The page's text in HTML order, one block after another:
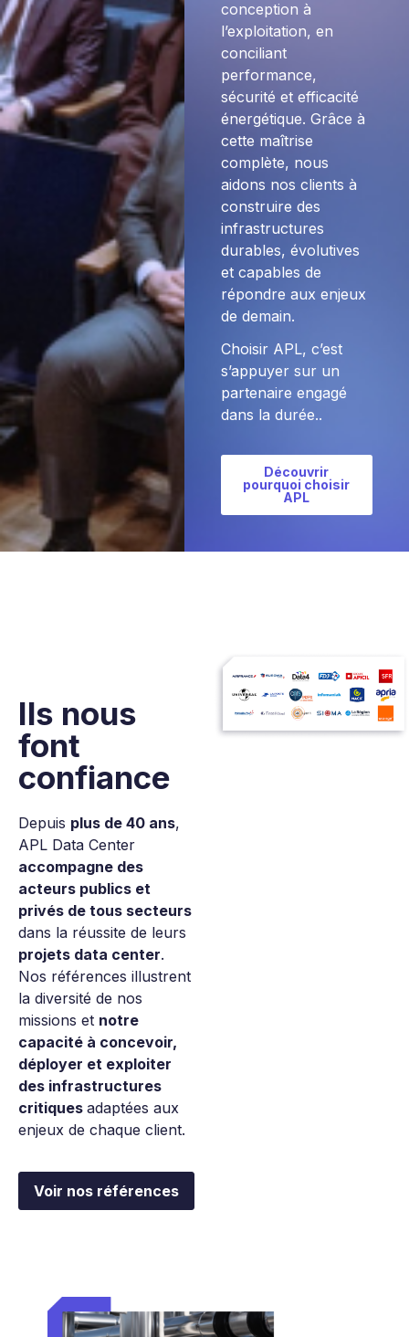
conception à
l’exploitation, en
conciliant
performance,
sécurité et efficacité
énergétique. Grâce à
cette maîtrise
complète, nous
aidons nos clients à
construire des
infrastructures
durables, évolutives
et capables de
répondre aux enjeux
de demain.
Choisir APL, c’est
s’appuyer sur un
partenaire engagé
dans la durée..
Découvrir
pourquoi choisir
APL
Ils nous
font
confiance
Depuis plus de 40 ans,
APL Data Center
accompagne des
acteurs publics et
privés de tous secteurs
dans la réussite de leurs
projets data center.
Nos références illustrent
la diversité de nos
missions et notre
capacité à concevoir,
déployer et exploiter
des infrastructures
critiques adaptées aux
enjeux de chaque client.
Voir nos références